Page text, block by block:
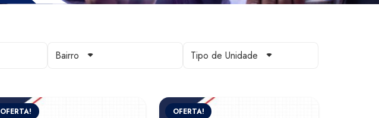
Bairro Tipo de Unidade
OFERTA! OFERTA!